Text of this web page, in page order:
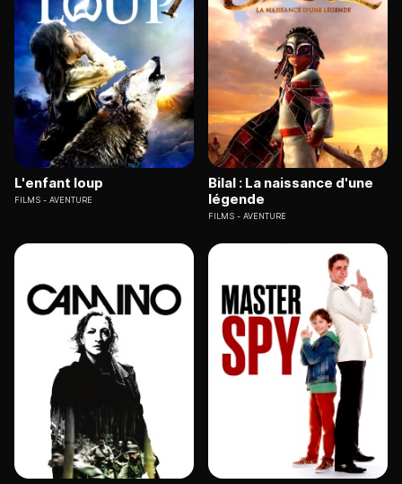
L'enfant loup
FILMS AVENTURE
Bilal : La naissance d'une
légende
FILMS AVENTURE